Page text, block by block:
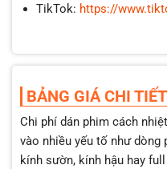
TikTok: https://
BẢNG GIÁ CHI TIẾT
Chi phí dán phim cách
vào nhiều yếu tố như dòng
kính sườn, kính hậu hay